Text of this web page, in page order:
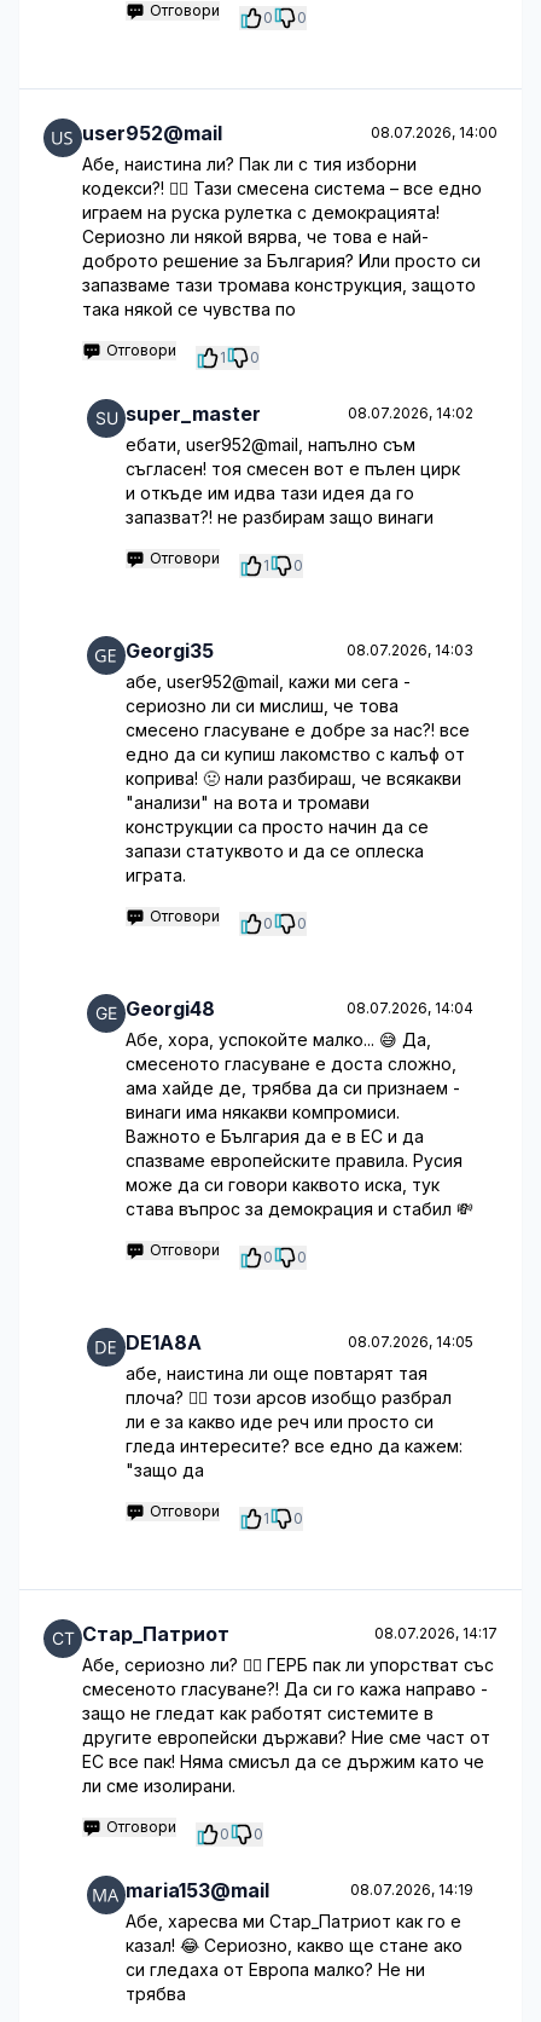
Отговори 0 0
user952@mail 08.07.2026, 14:00
Абе, наистина ли? Пак ли с тия изборни
кодекси?! 🤦‍♂️ Тази смесена система – все едно
играем на руска рулетка с демокрацията!
Сериозно ли някой вярва, че това е най-
доброто решение за България? Или просто си
запазваме тази тромава конструкция, защото
така някой се чувства по
Отговори 1 0
super_master 08.07.2026, 14:02
ебати, user952@mail, напълно съм
съгласен! тоя смесен вот е пълен цирк
и откъде им идва тази идея да го
запазват?! не разбирам защо винаги
Отговори 1 0
Georgi35 08.07.2026, 14:03
абе, user952@mail, кажи ми сега -
сериозно ли си мислиш, че това
смесено гласуване е добре за нас?! все
едно да си купиш лакомство с калъф от
коприва! 🤢 нали разбираш, че всякакви
"анализи" на вота и тромави
конструкции са просто начин да се
запази статуквото и да се оплеска
играта.
Отговори 0 0
Georgi48 08.07.2026, 14:04
Абе, хора, успокойте малко... 😅 Да,
смесеното гласуване е доста сложно,
ама хайде де, трябва да си признаем -
винаги има някакви компромиси.
Важното е България да е в ЕС и да
спазваме европейските правила. Русия
може да си говори каквото иска, тук
става въпрос за демокрация и стабил 💸
Отговори 0 0
DE1A8A 08.07.2026, 14:05
абе, наистина ли още повтарят тая
плоча? 🤦‍♂️ този арсов изобщо разбрал
ли е за какво иде реч или просто си
гледа интересите? все едно да кажем:
"защо да
Отговори 1 0
Стар_Патриот 08.07.2026, 14:17
Абе, сериозно ли? 🤦‍♂️ ГЕРБ пак ли упорстват със
смесеното гласуване?! Да си го кажа направо -
защо не гледат как работят системите в
другите европейски държави? Ние сме част от
ЕС все пак! Няма смисъл да се държим като че
ли сме изолирани.
Отговори 0 0
maria153@mail 08.07.2026, 14:19
Абе, харесва ми Стар_Патриот как го е
казал! 😂 Сериозно, какво ще стане ако
си гледаха от Европа малко? Не ни
трябва